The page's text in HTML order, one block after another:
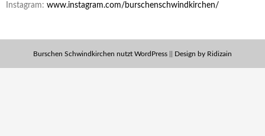
Instagram: www.instagram.com/burschenschwindkirchen/
Burschen Schwindkirchen nutzt WordPress Design by Ridizain